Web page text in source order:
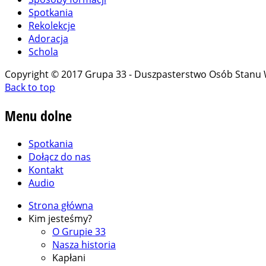
Spotkania
Rekolekcje
Adoracja
Schola
Copyright © 2017 Grupa 33 - Duszpasterstwo Osób Stanu
Back to top
Menu dolne
Spotkania
Dołącz do nas
Kontakt
Audio
Strona główna
Kim jesteśmy?
O Grupie 33
Nasza historia
Kapłani